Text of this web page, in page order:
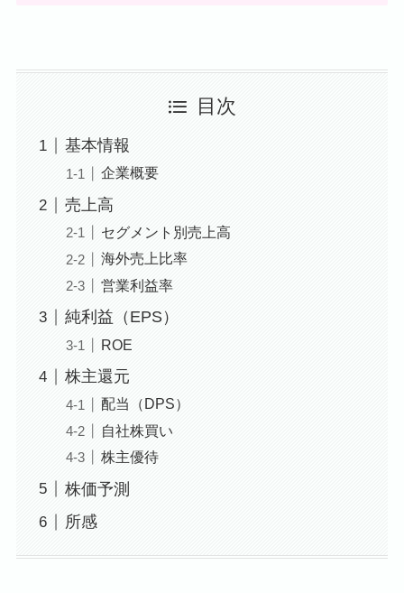
目次
基本情報
企業概要
売上高
セグメント別売上高
海外売上比率
営業利益率
純利益（EPS）
ROE
株主還元
配当（DPS）
自社株買い
株主優待
株価予測
所感